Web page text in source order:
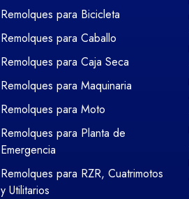
Remolques para Bicicleta
Remolques para Caballo
Remolques para Caja Seca
Remolques para Maquinaria
Remolques para Moto
Remolques para Planta de
Emergencia
Remolques para RZR, Cuatrimotos
y Utilitarios